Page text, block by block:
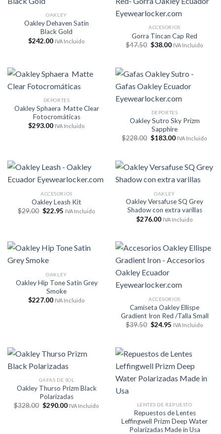
OAKLEY
Oakley Dehaven Satin
Black Gold
$242.00 IVA Incluido
ACCESORIOS
Gorra Tincan Cap Red
$47.50 El
$47.50.
$38.00El
$38.00.
IVA Incluido
DEPORTES
Oakley Sphaera Matte Clear
Fotocromáticas
$293.00 IVA Incluido
DEPORTES
Oakley Sutro Sky Prizm
Sapphire
$228.00 El
$228.00.
$183.00El
$183.00.
IVA Incluido
ACCESORIOS
Oakley Leash Kit
$29.00 El
$22.95 El
IVA Incluido
OAKLEY
Oakley Versafuse SQ Grey
Shadow con extra varillas
$276.00 IVA Incluido
OAKLEY
Oakley Hip Tone Satin Grey
Smoke
$227.00 IVA Incluido ACCESORIOS
Camiseta Oakley Ellispe
Gradient Iron Red /Talla Small
$39.50 El
$39.50.
$24.95 El
$24.95.
IVA Incluido
GAFAS DE SOL
Oakley Thurso Prizm Black
Polarizadas
$328.00 El
$290.00ElIVA Incluido LENTES DE REPUESTO
Repuestos de Lentes
Leffingwell Prizm Deep Water
Polarizadas Made in Usa